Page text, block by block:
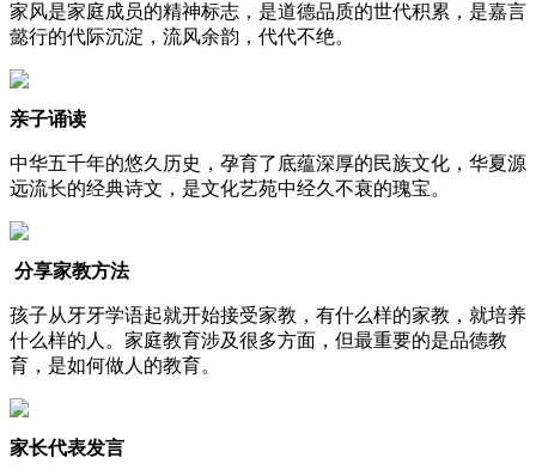
家风是家庭成员的精神标志，是道德品质的世代积累，是嘉言
懿行的代际沉淀，流风余韵，代代不绝。
亲子诵读
中华五千年的悠久历史，孕育了底蕴深厚的民族文化，华夏源
远流长的经典诗文，是文化艺苑中经久不衰的瑰宝。
分享家教方法
孩子从牙牙学语起就开始接受家教，有什么样的家教，就培养
什么样的人。家庭教育涉及很多方面，但最重要的是品德教
育，是如何做人的教育。
家长代表发言